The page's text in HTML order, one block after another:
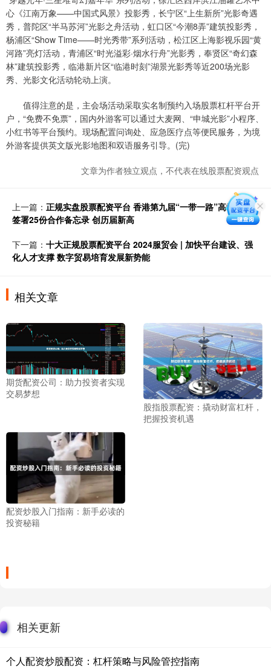
心《江南万象——中国式风景》投影秀，长宁区“上生新所”光影奇遇
秀，普陀区“半马苏河”光影之舟活动，虹口区“今潮8弄”建筑投影秀，
杨浦区“Show Time——时光秀带”系列活动，松江区上海影视乐园“黄
河路”亮灯活动，青浦区“时光溢彩·烟水行舟”光影秀，奉贤区“奇幻森
林”建筑投影秀，临港新片区“临港时刻”湖景光影秀等近200场光影
秀、光影文化活动轮动上演。
值得注意的是，主会场活动采取实名制预约入场股票杠杆平台开
户，“免费不免票”，国内外游客可以通过大麦网、“申城光影”小程序、
小红书等平台预约。现场配置问询处、应急医疗点等便民服务，为境
外游客提供英文版光影地图和双语服务引导。(完)
文章为作者独立观点，不代表在线股票配资观点
上一篇： 正规实盘股票配资平台 香港第九届“一带一路”高峰论坛
签署25份合作备忘录 创历届新高
下一篇： 十大正规股票配资平台 2024服贸会 | 加快平台建设、强
化人才支撑 数字贸易培育发展新势能
相关文章
期货配资公司：助力投资者实现
交易梦想
股指股票配资：撬动财富杠杆，
把握投资机遇
配资炒股入门指南：新手必读的
投资秘籍
相关更新
个人配资炒股配资：杠杆策略与风险管控指南